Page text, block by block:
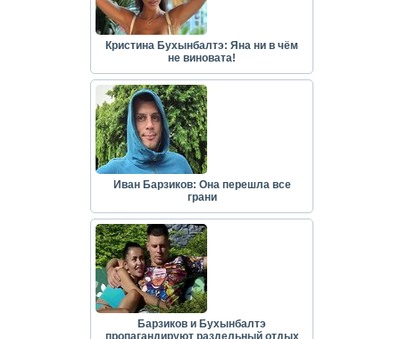
Кристина Бухынбалтэ: Яна ни в чём
не виновата!
Иван Барзиков: Она перешла все
грани
Барзиков и Бухынбалтэ
пропагандируют раздельный отдых